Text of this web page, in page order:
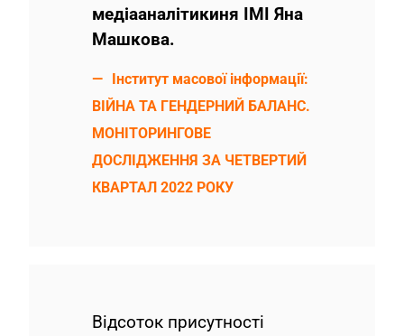
медіааналітикиня ІМІ Яна
Машкова.
Інститут масової інформації:
ВІЙНА ТА ГЕНДЕРНИЙ БАЛАНС.
МОНІТОРИНГОВЕ
ДОСЛІДЖЕННЯ ЗА ЧЕТВЕРТИЙ
КВАРТАЛ 2022 РОКУ
Відсоток присутності